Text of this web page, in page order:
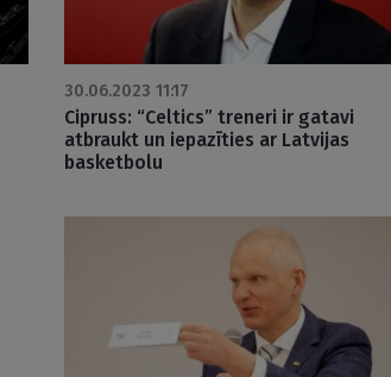
30.06.2023 11:17
Cipruss: “Celtics” treneri ir gatavi
atbraukt un iepazīties ar Latvijas
basketbolu